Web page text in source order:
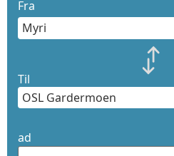
Fra
Til
ad